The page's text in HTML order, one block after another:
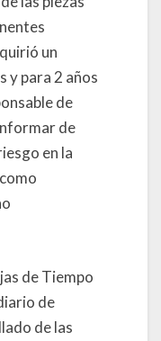
un
y para 2 años
de
de
en la
de Tiempo
de
de las